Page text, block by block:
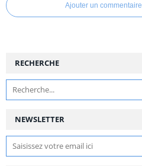
Ajouter un commentaire
NEWSLETTER
RECHERCHE